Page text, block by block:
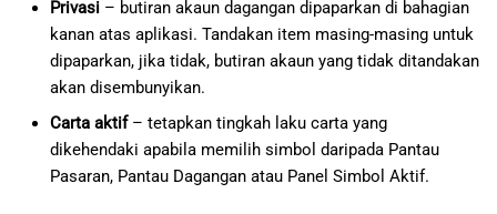
Privasi – butiran akaun dagangan dipaparkan di bahagian
kanan atas aplikasi. Tandakan item masing-masing untuk
dipaparkan, jika tidak, butiran akaun yang tidak ditandakan
akan disembunyikan.
Carta aktif– tetapkan tingkah laku carta yang
dikehendaki apabila memilih simbol daripada Pantau
Pasaran, Pantau Dagangan atau Panel Simbol Aktif.